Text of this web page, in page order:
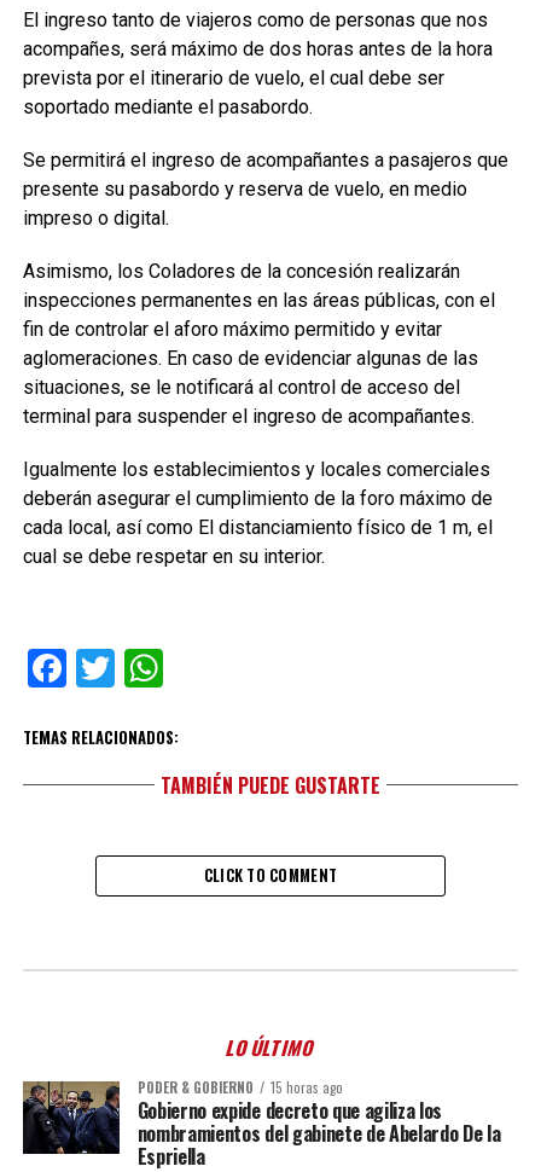
El ingreso tanto de viajeros como de personas que nos
acompañes, será máximo de dos horas antes de la hora
prevista por el itinerario de vuelo, el cual debe ser
soportado mediante el pasabordo.
Se permitirá el ingreso de acompañantes a pasajeros que
presente su pasabordo y reserva de vuelo, en medio
impreso o digital.
Asimismo, los Coladores de la concesión realizarán
inspecciones permanentes en las áreas públicas, con el
fin de controlar el aforo máximo permitido y evitar
aglomeraciones. En caso de evidenciar algunas de las
situaciones, se le notificará al control de acceso del
terminal para suspender el ingreso de acompañantes.
Igualmente los establecimientos y locales comerciales
deberán asegurar el cumplimiento de la foro máximo de
cada local, así como El distanciamiento físico de 1 m, el
cual se debe respetar en su interior.
Facebook
TwitterWhatsApp
TEMAS RELACIONADOS:
TAMBIÉN PUEDE GUSTARTE
CLICK TO COMMENT
LO ÚLTIMO
PODER & GOBIERNO 15 horas ago
Gobierno expide decreto que agiliza los
nombramientos del gabinete de Abelardo De la
Espriella